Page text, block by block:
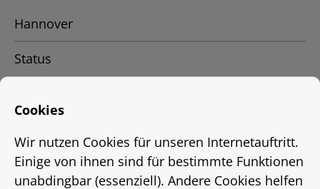
Hannover
Status
EnEV 2009
Cookies
Wir nutzen Cookies für unseren Internetauftritt.
Einige von ihnen sind für bestimmte Funktionen
unabdingbar (essenziell). Andere Cookies helfen